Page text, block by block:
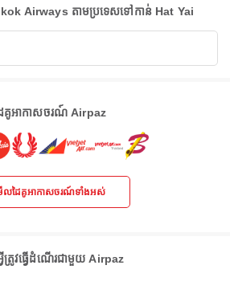
Airways តាមប្រទេសទៅកាន់ Hat Yai
គូអាកាសចរណ៍ Airpaz
លដៃគូអាកាសចរណ៍ទាំងអស់
ត្រូវធ្វើដំណើរជាមួយ Airpaz